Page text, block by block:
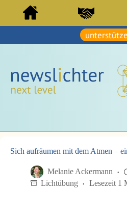
m
n
l
t
s
e
n
g
Sich aufräumen mit dem Atmen –
Melanie Ackermann
Lichtübung
Lesezeit 1